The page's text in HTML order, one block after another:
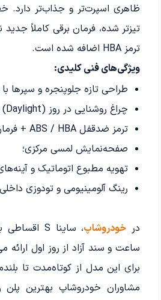
ظاهری اسپرت‌تر و جذاب‌تر
تیزتر شده، فرمان برقی کاملاً
ترمز HBA اضافه شده است.
ویژگی‌های فنی کلیدی:
طراحی تازه جلوپنجره و سپرها با
چراغ روشنایی در روز (Daylight) برای دید بهتر؛
ترمز ضدقفل ABS / HBA + فرمان برقی نرم؛
صفحه‌نمایش لمسی مرکزی؛
تهویه مطبوع اتوماتیک و
رینگ آلومینیومی و تودوزی داخلی
در خودرو‌شاپ
ساعت و سند آزاد از روز اول
برای این مدل از کوتاه‌مدت تا
مشاوران خودرو‌شاپ بهترین